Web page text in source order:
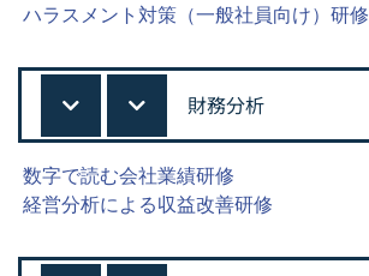
ハラスメント対策（一般社員向け）研修
財務分析
数字で読む会社業績研修
経営分析による収益改善研修